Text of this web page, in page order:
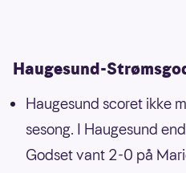
Haugesund-
Haugesund scoret ikke
sesong. I Haugesund
Godset vant 2-0 på